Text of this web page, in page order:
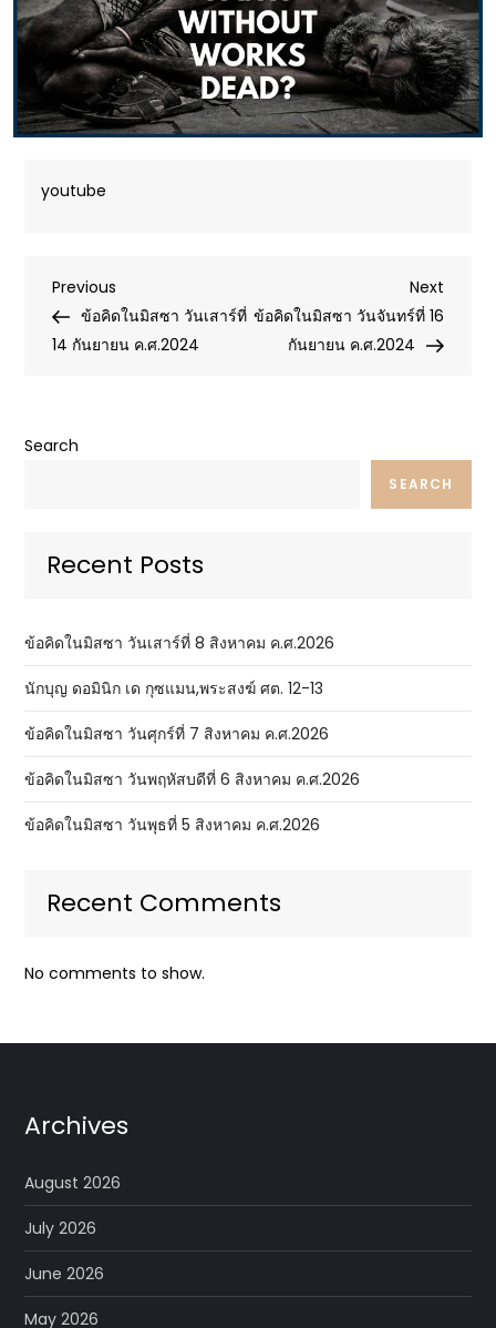
youtube
Post
navigation
Previous
Post
Previous
ข้อคิดในมิสซา วันเสาร์ที่
14 กันยายน ค.ศ.2024
Next
Post
Next
ข้อคิดในมิสซา วันจันทร์ที่ 16
กันยายน ค.ศ.2024
Search
SEARCH
Recent Posts
ข้อคิดในมิสซา วันเสาร์ที่ 8 สิงหาคม ค.ศ.2026
นักบุญ ดอมินิก เด กุซแมน,พระสงฆ์ ศต. 12-13
ข้อคิดในมิสซา วันศุกร์ที่ 7 สิงหาคม ค.ศ.2026
ข้อคิดในมิสซา วันพฤหัสบดีที่ 6 สิงหาคม ค.ศ.2026
ข้อคิดในมิสซา วันพุธที่ 5 สิงหาคม ค.ศ.2026
Recent Comments
No comments to show.
Archives
August 2026
July 2026
June 2026
May 2026